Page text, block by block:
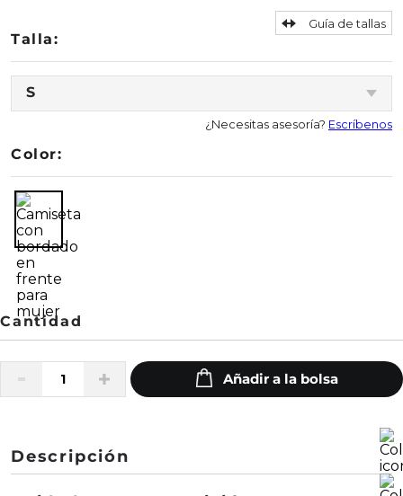
S
Guía de tallas
¿Necesitas asesoría? Escríbenos
Color:
Descripción